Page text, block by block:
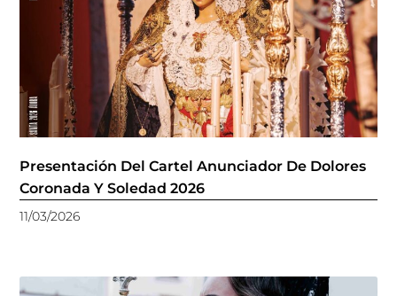
Presentación Del Cartel Anunciador De Dolores
Coronada Y Soledad 2026
11/03/2026